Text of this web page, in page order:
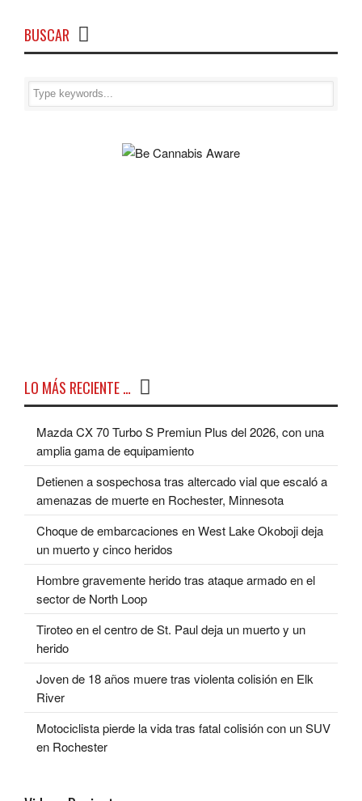
BUSCAR
LO MÁS RECIENTE …
Mazda CX 70 Turbo S Premiun Plus del 2026, con una
amplia gama de equipamiento
Detienen a sospechosa tras altercado vial que escaló a
amenazas de muerte en Rochester, Minnesota
Choque de embarcaciones en West Lake Okoboji deja
un muerto y cinco heridos
Hombre gravemente herido tras ataque armado en el
sector de North Loop
Tiroteo en el centro de St. Paul deja un muerto y un
herido
Joven de 18 años muere tras violenta colisión en Elk
River
Motociclista pierde la vida tras fatal colisión con un SUV
en Rochester